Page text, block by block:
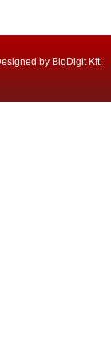
by BioDigit Kft.